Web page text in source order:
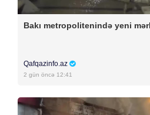
Bakı metropolitenində yeni
Qafqazinfo.az
2 gün öncə 12:41